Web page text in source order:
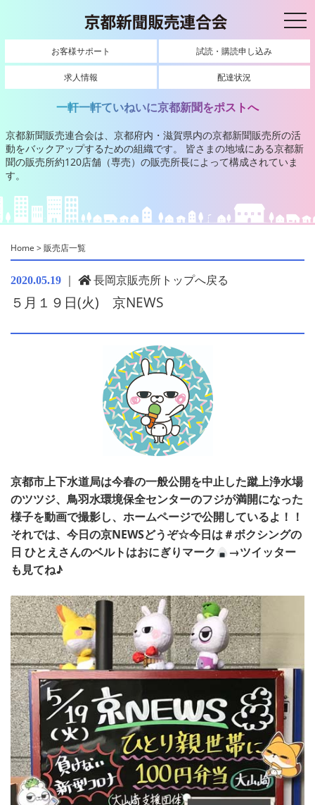
お客様サポート 試読・購読申し込み
求人情報 配達状況
一軒一軒ていねいに京都新聞をポストへ
京都新聞販売連合会は、京都府内・滋賀県内の京都新聞販売所の活
動をバックアップするための組織です。 皆さまの地域にある京都新
聞の販売所約120店舗（専売）の販売所長によって構成されていま
す。
Home >販売店一覧
2020.05.19 ｜ 長岡京販売所トップへ戻る
５月１９日(火) 京NEWS
京都市上下水道局は今春の一般公開を中止した蹴上浄水場
のツツジ、鳥羽水環境保全センターのフジが満開になった
様子を動画で撮影し、ホームページで公開しているよ！！
それでは、今日の京NEWSどうぞ☆今日は＃ボクシングの
日 ひとえさんのベルトはおにぎりマーク
→ツイッター
も見てね♪